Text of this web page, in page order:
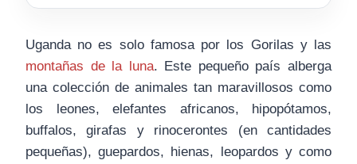
Uganda no es solo famosa por los Gorilas y las
montañas de la luna. Este pequeño país alberga
una colección de animales tan maravillosos como
los leones, elefantes africanos, hipopótamos,
buffalos, girafas y rinocerontes (en cantidades
pequeñas), guepardos, hienas, leopardos y como